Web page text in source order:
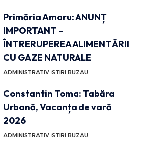
Primăria Amaru: ANUNȚ
IMPORTANT –
ÎNTRERUPEREA ALIMENTĂRII
CU GAZE NATURALE
ADMINISTRATIV STIRI BUZAU
Constantin Toma: Tabăra
Urbană, Vacanța de vară
2026
ADMINISTRATIV STIRI BUZAU